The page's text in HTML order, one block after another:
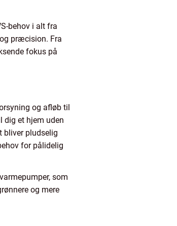
behov i alt fra
præcision. Fra
fokus på
og afløb til
dig et hjem uden
bliver pludselig
for pålidelig
som
og mere